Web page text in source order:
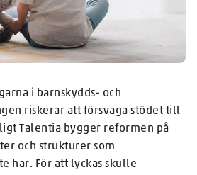
i barnskydds- och
riskerar att försvaga stödet till
Talentia bygger reformen på
och strukturer som
har. För att lyckas skulle